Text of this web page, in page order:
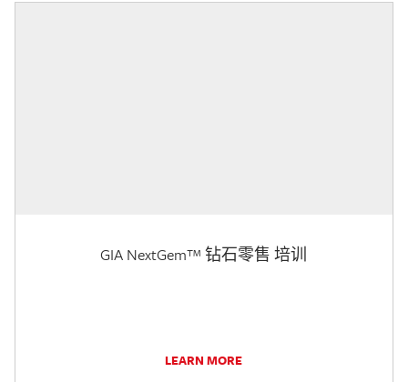
GIA NextGem™ 钻石零售 培训
LEARN MORE